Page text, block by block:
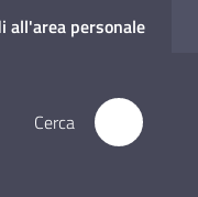
all'area personale
Cerca